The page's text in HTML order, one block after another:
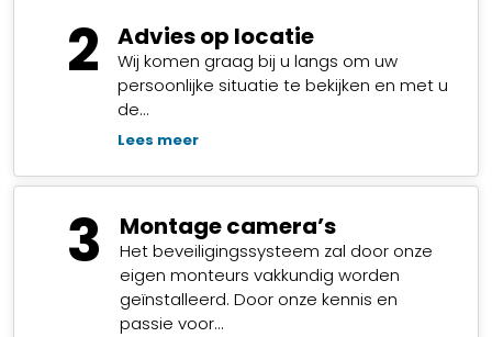
2 Advies op locatie
Wij komen graag bij u langs om uw
persoonlijke situatie te bekijken en met u
de…
Lees meer
3 Montage camera’s
Het beveiligingssysteem zal door onze
eigen monteurs vakkundig worden
geïnstalleerd. Door onze kennis en
passie voor…